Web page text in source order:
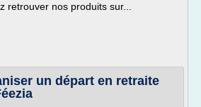
retrouver nos produits sur...
un départ en retraite